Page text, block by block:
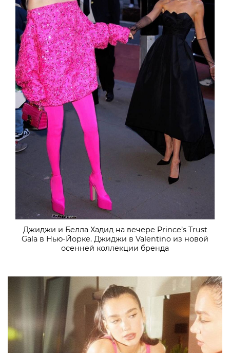
Джиджи и Белла Хадид на вечере Prince’s Trust
Gala в Нью-Йорке. Джиджи в Valentino из новой
осенней коллекции бренда